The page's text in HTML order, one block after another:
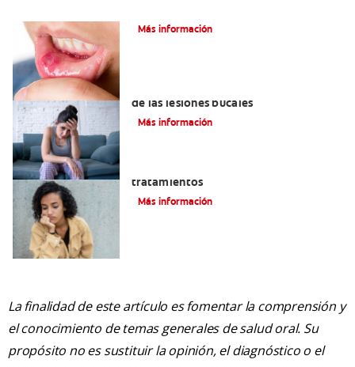
Más información
de las lesiones bucales
Más información
tratamientos
Más información
La finalidad de este artículo es fomentar la comprensión y
el conocimiento de temas generales de salud oral. Su
propósito no es sustituir la opinión, el diagnóstico o el